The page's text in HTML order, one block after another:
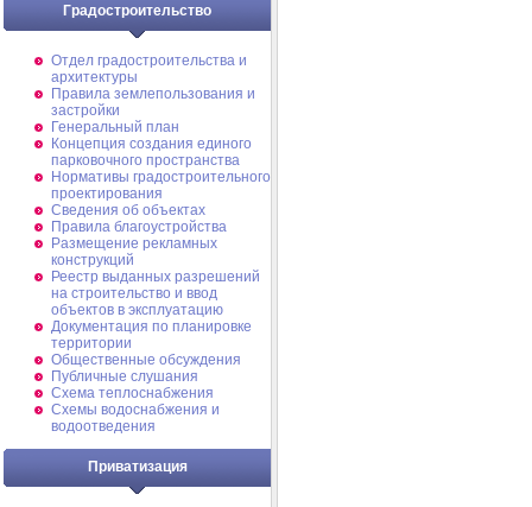
Градостроительство
Отдел градостроительства и
архитектуры
Правила землепользования и
застройки
Генеральный план
Концепция создания единого
парковочного пространства
Нормативы градостроительного
проектирования
Сведения об объектах
Правила благоустройства
Размещение рекламных
конструкций
Реестр выданных разрешений
на строительство и ввод
объектов в эксплуатацию
Документация по планировке
территории
Общественные обсуждения
Публичные слушания
Схема теплоснабжения
Схемы водоснабжения и
водоотведения
Приватизация